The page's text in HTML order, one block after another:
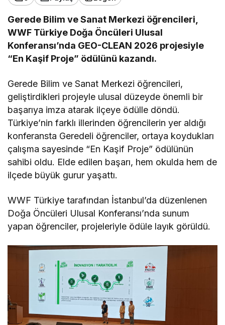
Gerede Bilim ve Sanat Merkezi öğrencileri,
WWF Türkiye Doğa Öncüleri Ulusal
Konferansı’nda GEO-CLEAN 2026 projesiyle
“En Kaşif Proje” ödülünü kazandı.
Gerede Bilim ve Sanat Merkezi öğrencileri,
geliştirdikleri projeyle ulusal düzeyde önemli bir
başarıya imza atarak ilçeye ödülle döndü.
Türkiye’nin farklı illerinden öğrencilerin yer aldığı
konferansta Geredeli öğrenciler, ortaya koydukları
çalışma sayesinde “En Kaşif Proje” ödülünün
sahibi oldu. Elde edilen başarı, hem okulda hem de
ilçede büyük gurur yaşattı.
WWF Türkiye tarafından İstanbul’da düzenlenen
Doğa Öncüleri Ulusal Konferansı’nda sunum
yapan öğrenciler, projeleriyle ödüle layık görüldü.